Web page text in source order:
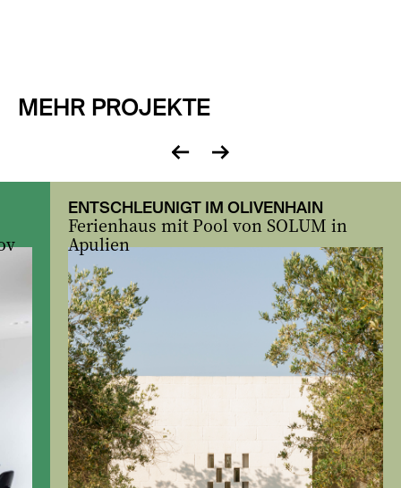
MEHR PROJEKTE
zurück
vor
ENTSCHLEUNIGT IM OLIVENHAIN
Ferienhaus mit Pool von SOLUM in
Apulien